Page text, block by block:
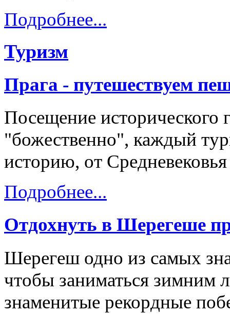
Подробнее...
Туризм
Прага - путешествуем
Посещение исторического
"божественно", каждый
историю, от
Подробнее...
Отдохнуть в Шерегеше
Шерегеш одно из самых
чтобы заниматься зимним
знаменитые рекордные